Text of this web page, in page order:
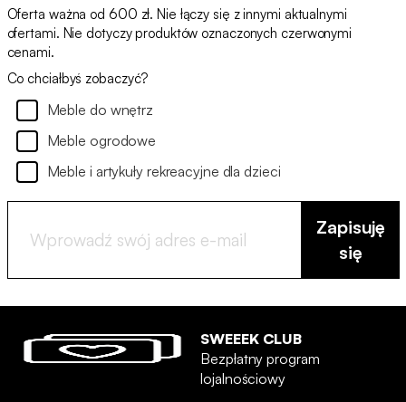
Oferta ważna od 600 zł. Nie łączy się z innymi aktualnymi
ofertami. Nie dotyczy produktów oznaczonych czerwonymi
cenami.
Co chciałbyś zobaczyć?
Meble do wnętrz
Meble ogrodowe
Meble i artykuły rekreacyjne dla dzieci
Zapisuję
się
SWEEEK CLUB
Bezpłatny program
lojalnościowy